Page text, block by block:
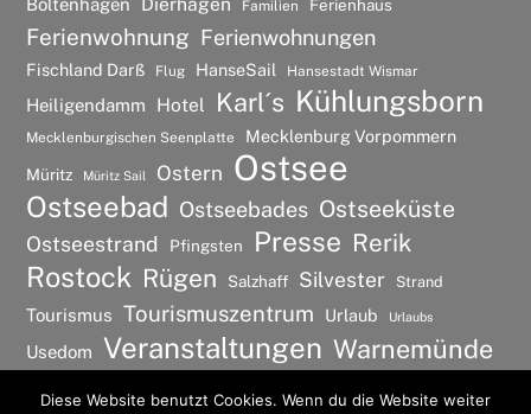
Boltenhagen Dierhagen Familien Ferienhaus
Ferienwohnung Ferienwohnungen
Fischland Darß Flug HanseSail Hansestadt Wismar
Heiligendamm Hotel Karl´s Kühlungsborn
Mecklenburgischen Seenplatte Mecklenburg Vorpommern
Müritz Müritz Sail Ostern Ostsee
Ostseebad Ostseebades Ostseeküste
Ostseestrand Pfingsten Presse Rerik
Rostock Rügen Salzhaff Silvester Strand
Tourismus Tourismuszentrum Urlaub Urlaubs
Usedom Veranstaltungen Warnemünde
Diese Website benutzt Cookies. Wenn du die Website weiter